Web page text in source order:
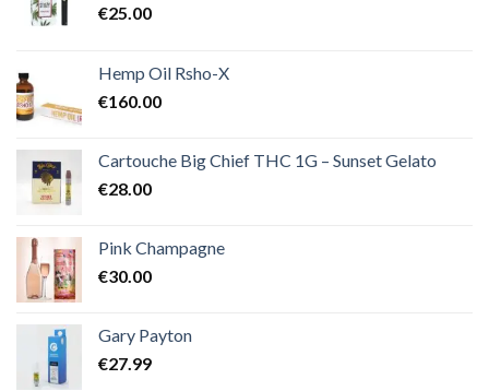
€25.00
Hemp Oil Rsho-X
€160.00
Cartouche Big Chief THC 1G – Sunset Gelato
€28.00
Pink Champagne
€30.00
Gary Payton
€27.99